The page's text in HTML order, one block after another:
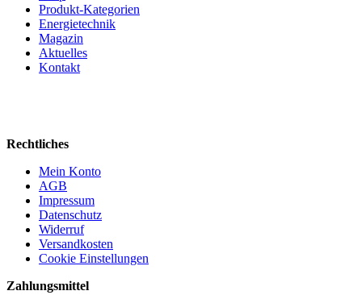
Produkt-Kategorien
Energietechnik
Magazin
Aktuelles
Kontakt
Rechtliches
Mein Konto
AGB
Impressum
Datenschutz
Widerruf
Versandkosten
Cookie Einstellungen
Zahlungsmittel